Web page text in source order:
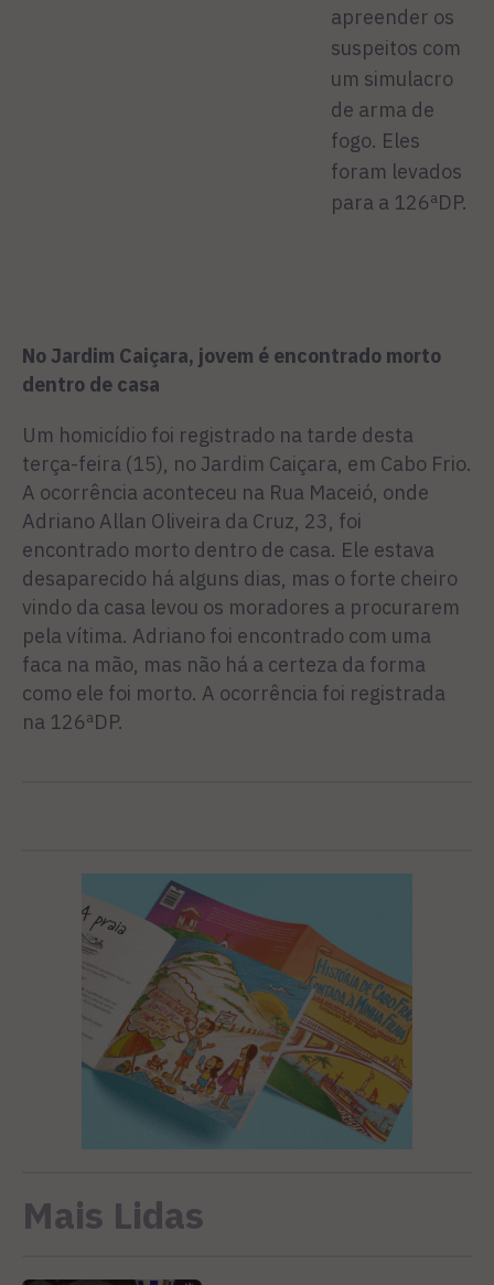
apreender os
suspeitos com
um simulacro
de arma de
fogo. Eles
foram levados
para a 126ªDP.
No Jardim Caiçara, jovem é encontrado morto
dentro de casa
Um homicídio foi registrado na tarde desta
terça-feira (15), no Jardim Caiçara, em Cabo Frio.
A ocorrência aconteceu na Rua Maceió, onde
Adriano Allan Oliveira da Cruz, 23, foi
encontrado morto dentro de casa. Ele estava
desaparecido há alguns dias, mas o forte cheiro
vindo da casa levou os moradores a procurarem
pela vítima. Adriano foi encontrado com uma
faca na mão, mas não há a certeza da forma
como ele foi morto. A ocorrência foi registrada
na 126ªDP.
Mais Lidas